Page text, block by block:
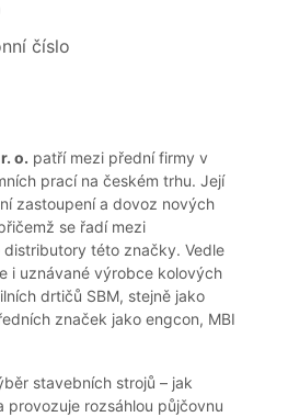
číslo
o. patří mezi přední firmy v
prací na českém trhu. Její
zastoupení a dovoz nových
se řadí mezi
této značky. Vedle
i uznávané výrobce kolových
drtičů SBM, stejně jako
značek jako engcon, MBI
stavebních strojů – jak
provozuje rozsáhlou půjčovnu